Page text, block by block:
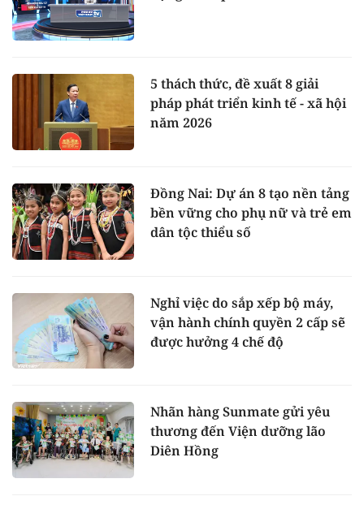
5 thách thức, đề xuất 8 giải
pháp phát triển kinh tế - xã hội
năm 2026
Đồng Nai: Dự án 8 tạo nền tảng
bền vững cho phụ nữ và trẻ em
dân tộc thiểu số
Nghỉ việc do sắp xếp bộ máy,
vận hành chính quyền 2 cấp sẽ
được hưởng 4 chế độ
Nhãn hàng Sunmate gửi yêu
thương đến Viện dưỡng lão
Diên Hồng